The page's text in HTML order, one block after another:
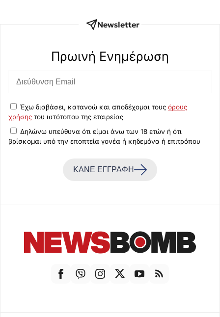
Newsletter
Πρωινή Eνημέρωση
Έχω διαβάσει, κατανοώ και αποδέχομαι τους όρους
χρήσης του ιστότοπου της εταιρείας
Δηλώνω υπεύθυνα ότι είμαι άνω των 18 ετών ή ότι
βρίσκομαι υπό την εποπτεία γονέα ή κηδεμόνα ή επιτρόπου
ΚΑΝΕ ΕΓΓΡΑΦΗ